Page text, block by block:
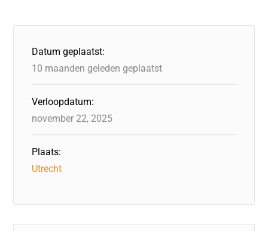
Datum geplaatst:
10 maanden geleden geplaatst
Verloopdatum:
november 22, 2025
Plaats:
Utrecht